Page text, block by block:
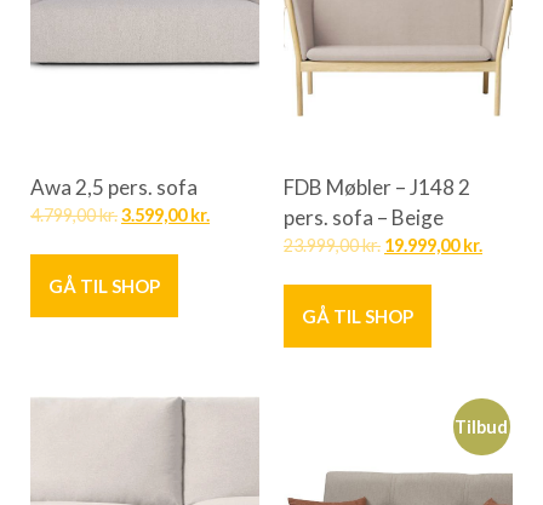
Awa 2,5 pers. sofa
4.799,00kr.3.599,00kr.
GÅ TIL SHOP
FDB Møbler – J148 2
pers. sofa – Beige
23.999,00kr. 19.999,00kr.
GÅ TIL SHOP
Tilbud